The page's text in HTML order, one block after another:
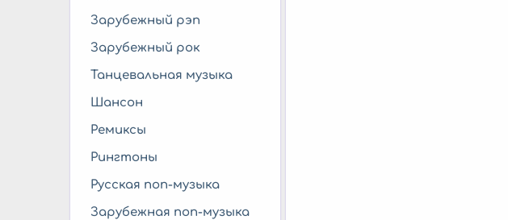
Зарубежный рэп
Зарубежный рок
Танцевальная музыка
Шансон
Ремиксы
Рингтоны
Русская поп-музыка
Зарубежная поп-музыка